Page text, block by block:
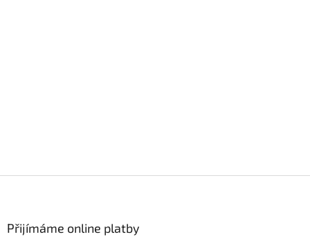
Přijímáme online platby